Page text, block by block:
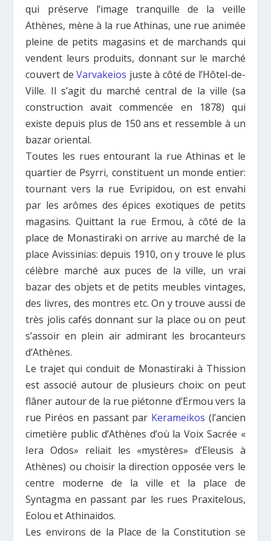
qui préserve l’image tranquille de la veille
Athènes, mène à la rue Athinas, une rue animée
pleine de petits magasins et de marchands qui
vendent leurs produits, donnant sur le marché
couvert deVarvakeios juste à côté de l’Hôtel-de-
Ville. Il s’agit du marché central de la ville (sa
construction avait commencée en 1878) qui
existe depuis plus de 150 ans et ressemble à un
bazar oriental.
Toutes les rues entourant la rue Athinas et le
quartier de Psyrri, constituent un monde entier:
tournant vers la rue Evripidou, on est envahi
par les arômes des épices exotiques de petits
magasins. Quittant la rue Ermou, à côté de la
place de Monastiraki on arrive au marché de la
place Avissinias: depuis 1910, on y trouve le plus
célèbre marché aux puces de la ville, un vrai
bazar des objets et de petits meubles vintages,
des livres, des montres etc. On y trouve aussi de
très jolis cafés donnant sur la place ou on peut
s’assoir en plein air admirant les brocanteurs
d’Athènes.
Le trajet qui conduit de Monastiraki à Thission
est associé autour de plusieurs choix: on peut
flâner autour de la rue piétonne d’Ermou vers la
rue Piréos en passant par Kerameikos (l’ancien
cimetière public d’Athènes d’où la Voix Sacrée «
Iera Odos» reliait les «mystères» d’Eleusis à
Athènes) ou choisir la direction opposée vers le
centre moderne de la ville et la place de
Syntagma en passant par les rues Praxitelous,
Eolou et Athinaidos.
Les environs de la Place de la Constitution se